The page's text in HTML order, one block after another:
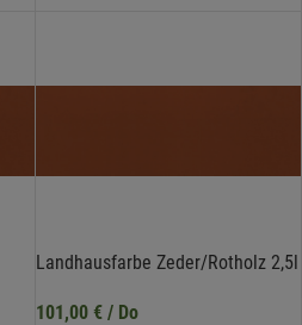
Landhausfarbe Zeder/Rotholz 2,5l
101,00 €/ Do